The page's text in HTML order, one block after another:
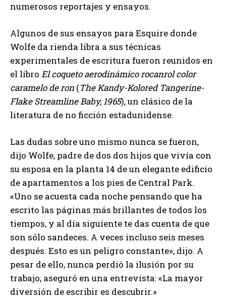
numerosos reportajes y ensayos.
Algunos de sus ensayos para Esquire donde
Wolfe da rienda libra a sus técnicas
experimentales de escritura fueron reunidos en
el libro El coqueto aerodinámico rocanrol color
caramelo de ron (The Kandy-Kolored Tangerine-
Flake Streamline Baby, 1965), un clásico de la
literatura de no ficción estadunidense.
Las dudas sobre uno mismo nunca se fueron,
dijo Wolfe, padre de dos dos hijos que vivía con
su esposa en la planta 14 de un elegante edificio
de apartamentos a los pies de Central Park.
«Uno se acuesta cada noche pensando que ha
escrito las páginas más brillantes de todos los
tiempos, y al día siguiente te das cuenta de que
son sólo sandeces. A veces incluso seis meses
después. Esto es un peligro constante», dijo. A
pesar de ello, nunca perdió la ilusión por su
trabajo, aseguró en una entrevista: «La mayor
diversión de escribir es descubrir.»